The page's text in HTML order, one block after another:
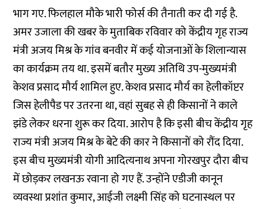
भाग गए. फिलहाल मौके भारी फोर्स की तैनाती कर दी गई है.
अमर उजाला कीखबरके मुताबिक रविवार को केंद्रीय गृह राज्य
मंत्री अजय मिश्र के गांव बनवीर में कई योजनाओं के शिलान्यास
का कार्यक्रम तय था. इसमें बतौर मुख्य अतिथि उप-मुख्यमंत्री
केशव प्रसाद मौर्य शामिल हुए. केशव प्रसाद मौर्य का हेलीकॉप्टर
जिस हेलीपैड पर उतरना था, वहां सुबह से ही किसानों ने काले
झंडे लेकर धरना शुरू कर दिया. आरोप है कि इसी बीच केंद्रीय गृह
राज्य मंत्री अजय मिश्र के बेटे की कार ने किसानों को रौंद दिया.
इस बीच मुख्यमंत्री योगी आदित्यनाथ अपना गोरखपुर दौरा बीच
में छोड़कर लखनऊ रवाना हो गए हैं. उन्होंने एडीजी कानून
व्यवस्था प्रशांत कुमार, आईजी लक्ष्मी सिंह को घटनास्थल पर